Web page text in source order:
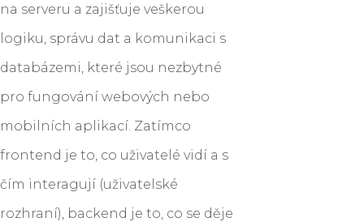
na serveru a zajišťuje veškerou
logiku, správu dat a komunikaci s
databázemi, které jsou nezbytné
pro fungování webových nebo
mobilních aplikací. Zatímco
frontend je to, co uživatelé vidí a s
čím interagují (uživatelské
rozhraní), backend je to, co se děje